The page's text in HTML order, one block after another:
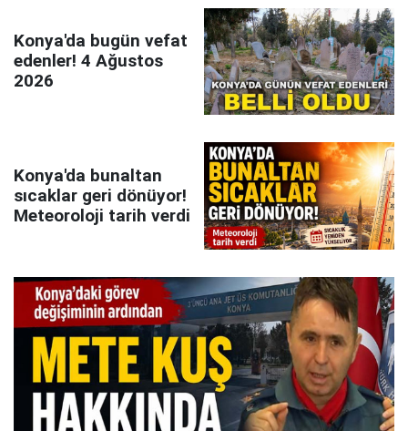
Konya'da bugün vefat
edenler! 4 Ağustos
2026
Konya'da bunaltan
sıcaklar geri dönüyor!
Meteoroloji tarih verdi